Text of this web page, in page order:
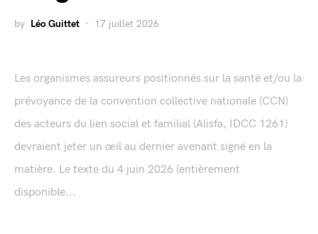
by Léo Guittet 17 juillet 2026
Les organismes assureurs positionnés sur la santé et/ou la
prévoyance de la convention collective nationale (CCN)
des acteurs du lien social et familial (Alisfa, IDCC 1261)
devraient jeter un œil au dernier avenant signé en la
matière. Le texte du 4 juin 2026 (entièrement
disponible...